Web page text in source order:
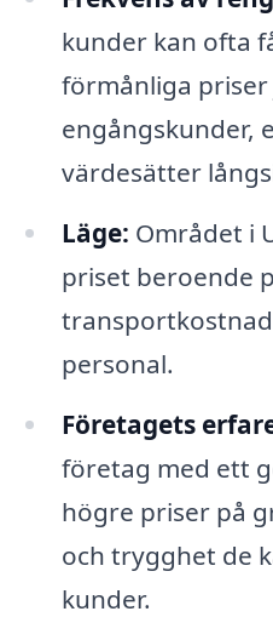
kunder kan ofta
förmånliga
engångskunder,
värdesätter
Läge: Området i
priset beroende
personal.
Företagets
företag med ett
högre priser på
och trygghet de
kunder.